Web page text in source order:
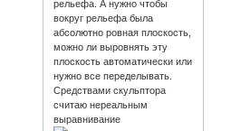
рельефа. А нужно чтобы
вокруг рельефа была
абсолютно ровная плоскость,
можно ли выровнять эту
плоскость автоматически или
нужно все переделывать.
Средствами скульптора
считаю нереальным
выравнивание